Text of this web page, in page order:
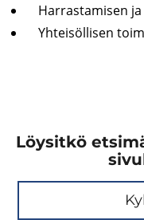
Har­ras­ta­mi­sen
Yh­tei­söl­li­sen
Löysitkö